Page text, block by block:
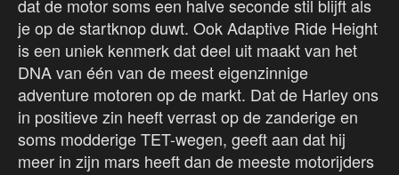
dat de motor soms een halve seconde stil blijft als
je op de startknop duwt. Ook Adaptive Ride Height
is een uniek kenmerk dat deel uit maakt van het
DNA van één van de meest eigenzinnige
adventure motoren op de markt. Dat de Harley ons
in positieve zin heeft verrast op de zanderige en
soms modderige TET-wegen, geeft aan dat hij
meer in zijn mars heeft dan de meeste motorijders